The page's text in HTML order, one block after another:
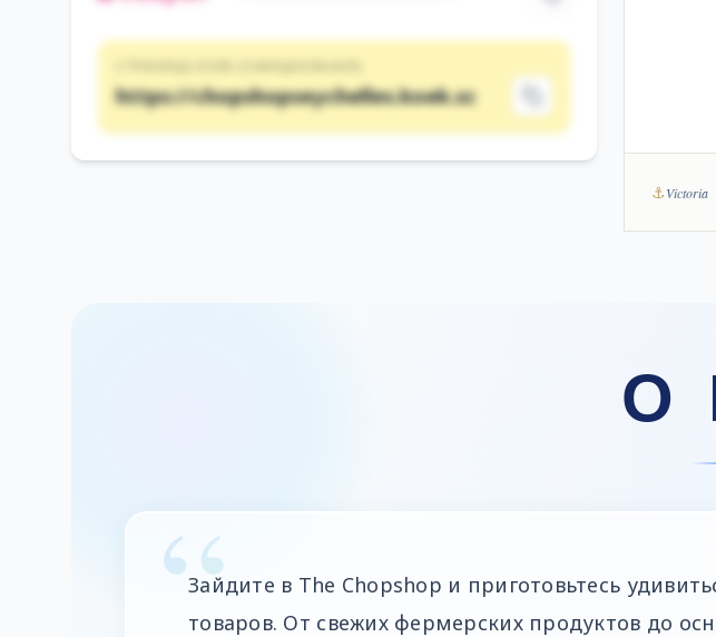
https://chopshopseychelles.koek.sc
⚓Victoria
О
Зайдите в The Chopshop и приготовьтесь
товаров. От свежих фермерских продуктов до